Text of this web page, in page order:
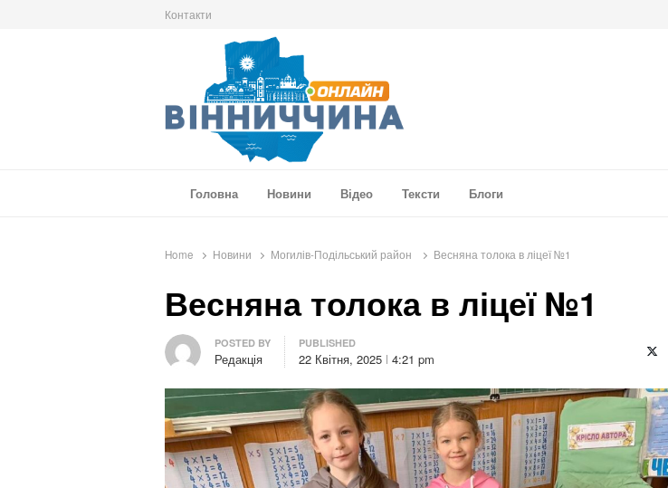
Контакти
Головна
Новини Відео Тексти Блоги
Home Новини Могилів-Подільський район Весняна толока в ліцеї №1
Весняна толока в ліцеї №1
Author
POSTED BY
Редакція
PUBLISHED
22 Квітня, 2025 4:21 pm X